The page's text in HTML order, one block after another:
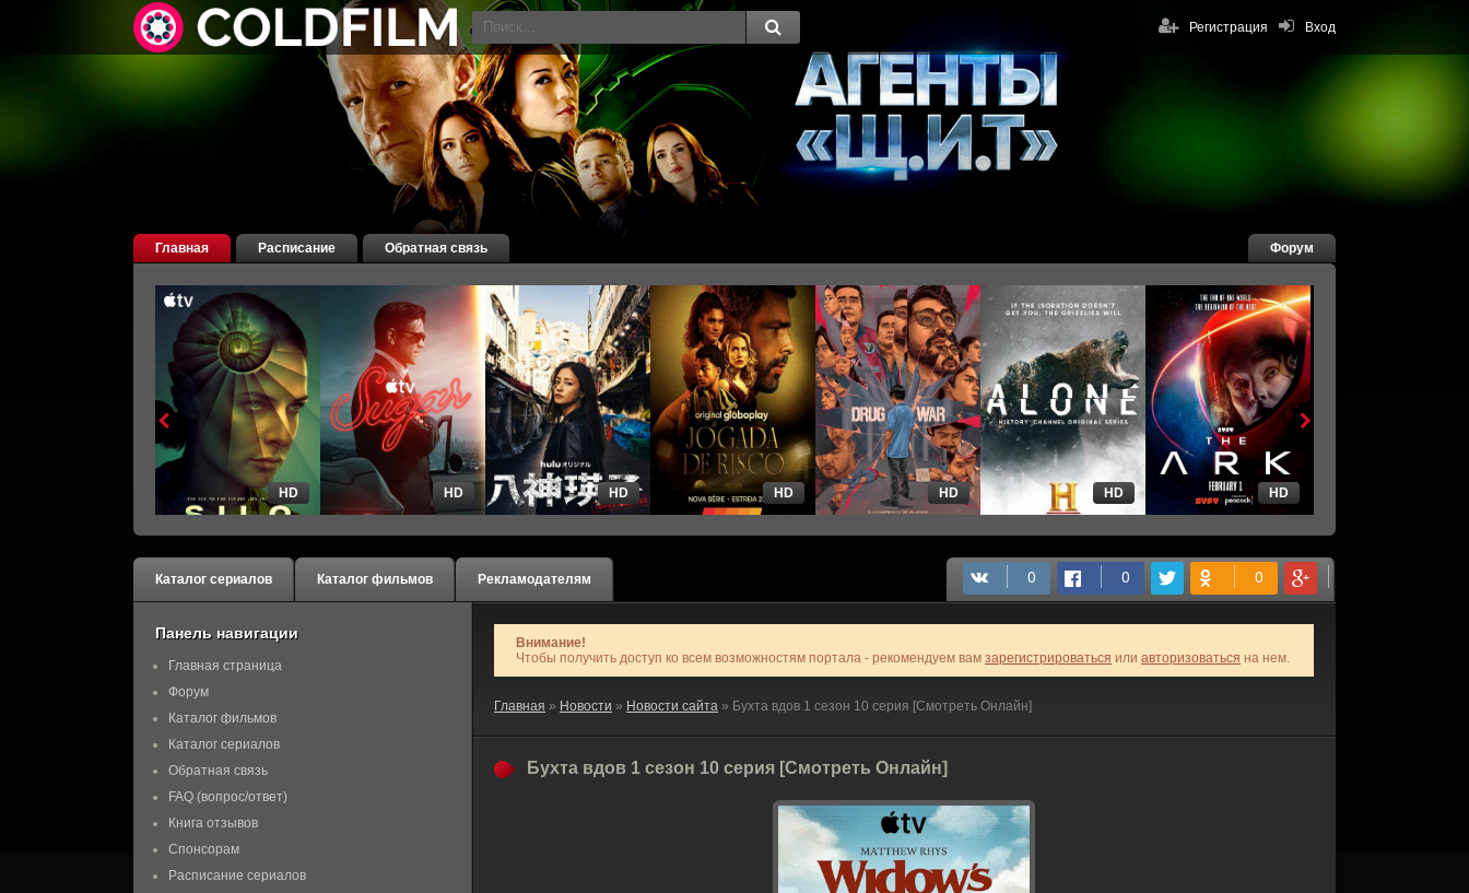
Вход
Регистрация
Главная Расписание Обратная связь Форум
HD HD HD HD HD HD HD
Каталог сериалов Каталог фильмов Рекламодателям
Внимание!
Чтобы получить доступ ко всем возможностям портала - рекомендуем вам зарегистрироваться или авторизоваться на нем.
Главная » Новости » Новости сайта » Бухта вдов 1 сезон 10 серия [Смотреть Онлайн]
Бухта вдов 1 сезон 10 серия [Смотреть Онлайн]
Панель навигации
Главная страница
Форум
Каталог фильмов
Каталог сериалов
Обратная связь
FAQ (вопрос/ответ)
Книга отзывов
Спонсорам
Расписание сериалов